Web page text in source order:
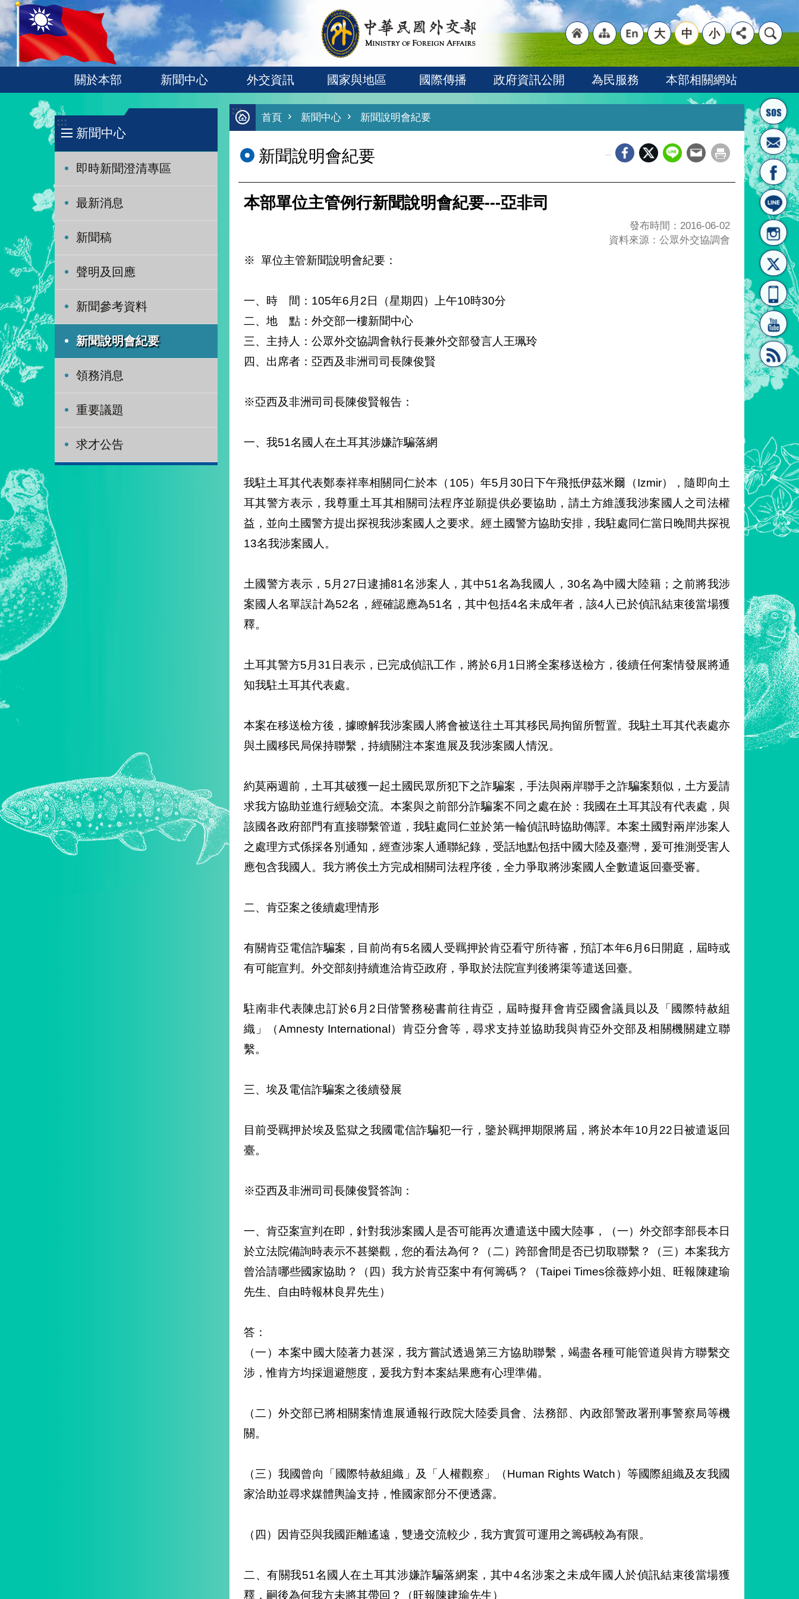
跳到主要內容區塊
:::
首頁
"網
站導
"英
文語
大 中 小
關於本部 新聞中心 外交資訊 國家與地區 國際傳播 政府資訊公開 為民服務 本部相關網站
:::
新聞中心
即時新聞澄清專區
最新消息
新聞稿
聲明及回應
新聞參考資料
新聞說明會紀要
領務消息
重要議題
求才公告
:::
首頁 新聞中心 新聞說明會紀要
新聞說明會紀要
本部單位主管例行新聞說明會紀要---亞非司
發布時間：2016-06-02
資料來源：公眾外交協調會
※ 單位主管新聞說明會紀要：
一、時 間：105年6月2日（星期四）上午10時30分
二、地 點：外交部一樓新聞中心
三、主持人：公眾外交協調會執行長兼外交部發言人王珮玲
四、出席者：亞西及非洲司司長陳俊賢
※亞西及非洲司司長陳俊賢報告：
一、我51名國人在土耳其涉嫌詐騙落網
我駐土耳其代表鄭泰祥率相關同仁於本（105）年5月30日下午飛抵伊茲米爾（Izmir），隨即向土
耳其警方表示，我尊重土耳其相關司法程序並願提供必要協助，請土方維護我涉案國人之司法權
益，並向土國警方提出探視我涉案國人之要求。經土國警方協助安排，我駐處同仁當日晚間共探視
13名我涉案國人。
土國警方表示，5月27日逮捕81名涉案人，其中51名為我國人，30名為中國大陸籍；之前將我涉
案國人名單誤計為52名，經確認應為51名，其中包括4名未成年者，該4人已於偵訊結束後當場獲
釋。
土耳其警方5月31日表示，已完成偵訊工作，將於6月1日將全案移送檢方，後續任何案情發展將通
知我駐土耳其代表處。
本案在移送檢方後，據瞭解我涉案國人將會被送往土耳其移民局拘留所暫置。我駐土耳其代表處亦
與土國移民局保持聯繫，持續關注本案進展及我涉案國人情況。
約莫兩週前，土耳其破獲一起土國民眾所犯下之詐騙案，手法與兩岸聯手之詐騙案類似，土方爰請
求我方協助並進行經驗交流。本案與之前部分詐騙案不同之處在於：我國在土耳其設有代表處，與
該國各政府部門有直接聯繫管道，我駐處同仁並於第一輪偵訊時協助傳譯。本案土國對兩岸涉案人
之處理方式係採各別通知，經查涉案人通聯紀錄，受話地點包括中國大陸及臺灣，爰可推測受害人
應包含我國人。我方將俟土方完成相關司法程序後，全力爭取將涉案國人全數遣返回臺受審。
二、肯亞案之後續處理情形
有關肯亞電信詐騙案，目前尚有5名國人受羈押於肯亞看守所待審，預訂本年6月6日開庭，屆時或
有可能宣判。外交部刻持續進洽肯亞政府，爭取於法院宣判後將渠等遣送回臺。
駐南非代表陳忠訂於6月2日偕警務秘書前往肯亞，屆時擬拜會肯亞國會議員以及「國際特赦組
織」（Amnesty International）肯亞分會等，尋求支持並協助我與肯亞外交部及相關機關建立聯
繫。
三、埃及電信詐騙案之後續發展
目前受羈押於埃及監獄之我國電信詐騙犯一行，鑒於羈押期限將屆，將於本年10月22日被遣返回
臺。
※亞西及非洲司司長陳俊賢答詢：
一、肯亞案宣判在即，針對我涉案國人是否可能再次遭遣送中國大陸事，（一）外交部李部長本日
於立法院備詢時表示不甚樂觀，您的看法為何？（二）跨部會間是否已切取聯繫？（三）本案我方
曾洽請哪些國家協助？（四）我方於肯亞案中有何籌碼？（Taipei Times徐薇婷小姐、旺報陳建瑜
先生、自由時報林良昇先生）
答：
（一）本案中國大陸著力甚深，我方嘗試透過第三方協助聯繫，竭盡各種可能管道與肯方聯繫交
涉，惟肯方均採迴避態度，爰我方對本案結果應有心理準備。
（二）外交部已將相關案情進展通報行政院大陸委員會、法務部、內政部警政署刑事警察局等機
關。
（三）我國曾向「國際特赦組織」及「人權觀察」（Human Rights Watch）等國際組織及友我國
家洽助並尋求媒體輿論支持，惟國家部分不便透露。
（四）因肯亞與我國距離遙遠，雙邊交流較少，我方實質可運用之籌碼較為有限。
二、有關我51名國人在土耳其涉嫌詐騙落網案，其中4名涉案之未成年國人於偵訊結束後當場獲
釋，嗣後為何我方未將其帶回？（旺報陳建瑜先生）